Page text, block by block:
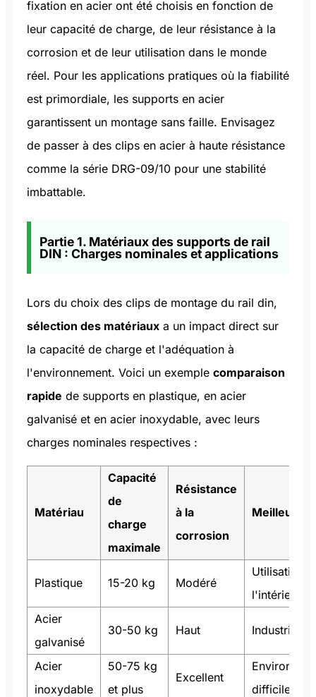
fixation en acier ont été choisis en fonction de
leur capacité de charge, de leur résistance à la
corrosion et de leur utilisation dans le monde
réel. Pour les applications pratiques où la fiabilité
est primordiale, les supports en acier
garantissent un montage sans faille. Envisagez
de passer à des clips en acier à haute résistance
comme la série DRG-09/10 pour une stabilité
imbattable.
Partie 1. Matériaux des supports de rail
DIN : Charges nominales et applications
Lors du choix des clips de montage du rail din,
sélection des matériaux a un impact direct sur
la capacité de charge et l'adéquation à
l'environnement. Voici un exemple comparaison
rapide de supports en plastique, en acier
galvanisé et en acier inoxydable, avec leurs
charges nominales respectives :
Matériau
Capacité
de
charge
maximale
Résistance
à la
corrosion
Meilleur
Plastique 15-20 kg Modéré
Utilisation
l'intérieur
Acier
galvanisé
30-50 kg Haut Industrie
Acier
inoxydable
50-75 kg
et plus
Excellent
difficiles/